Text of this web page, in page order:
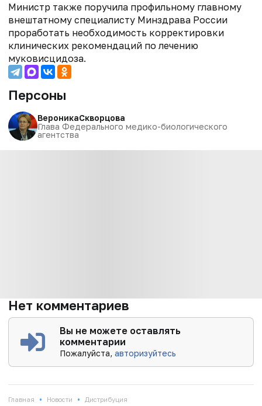
Министр также поручила профильному главному
внештатному специалисту Минздрава России
проработать необходимость корректировки
клинических рекомендаций по лечению
муковисцидоза.
Персоны
ВероникаСкворцова
Глава Федерального медико-биологического
агентства
Нет комментариев
Вы не можете оставлять
комментарии
Пожалуйста,авторизуйтесь
Главная • Новости • Дистрибуция